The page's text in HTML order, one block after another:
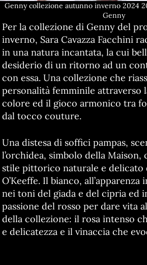
Genny collezione autunno inverno 2024
Genny
Per la collezione di Genny del
inverno, Sara Cavazza Facchini
in una natura incantata, la cui
desiderio di un ritorno ad un
con essa. Una collezione che
personalità femminile attraverso
colore ed il gioco armonico tra
dal tocco couture.
Una distesa di soffici pampas,
l’orchidea, simbolo della Maison,
stile pittorico naturale e delicato
O’Keeffe. Il bianco,
nei toni del giada e del cipria ed
passione del rosso per dare vita
della collezione: il rosa intenso
e delicatezza e il vinaccia che